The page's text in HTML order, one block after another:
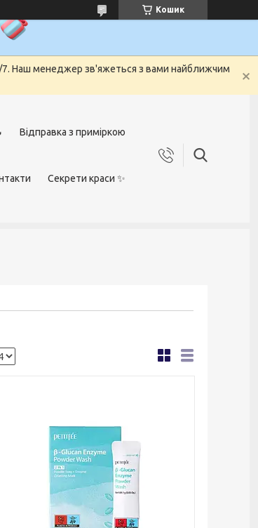
Кошик
7. Наш менеджер зв'яжеться з вами найближчим
Відправка з приміркою
Секрети краси ✨